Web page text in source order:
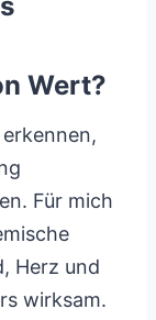
Wert?
Für mich
Herz und
wirksam.